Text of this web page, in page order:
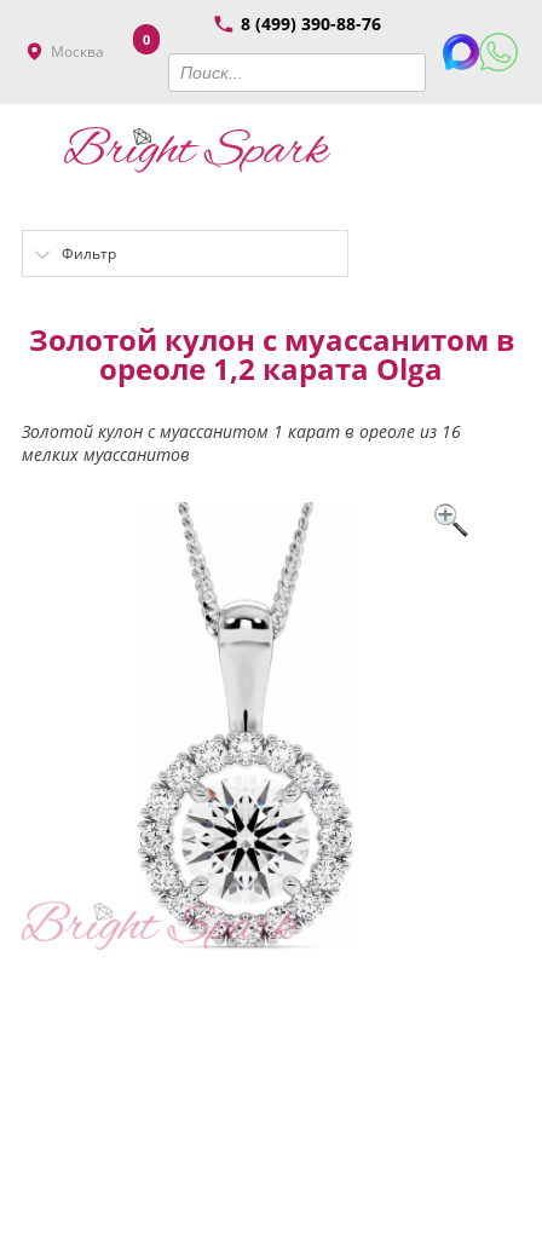
Москва
8 (499) 390-88-76
0
Фильтр
Золотой кулон с муассанитом в
ореоле 1,2 карата Olga
Золотой кулон с муассанитом 1 карат в ореоле из 16
мелких муассанитов